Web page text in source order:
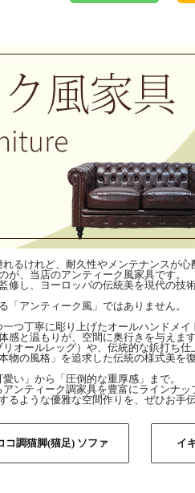
れるけれど、耐久性やメンテナンスが心
が、当店のアンティーク風家具です。
修し、ヨーロッパの伝統美を現代の技
「アンティーク風」ではありません。
つ丁寧に彫り上げたオールハンドメイ
感と温もりが、空間に奥行きを与えます
オールレッグ）や、伝統的な鋲打ち仕
物の風格」を追求した伝統の様式美を復
愛い」から「圧倒的な重厚感」まで。
ンティーク調家具を豊富にラインナッ
ような優雅な空間作りを、ぜひお手
コ調猫脚(猫足) ソファ イ